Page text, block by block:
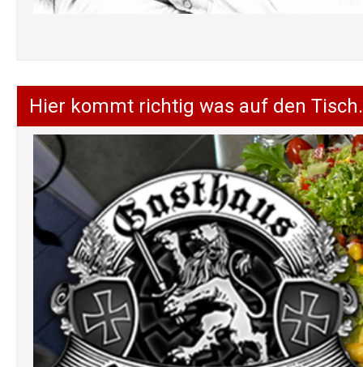
Hier kommt richtig was auf den Tisch.